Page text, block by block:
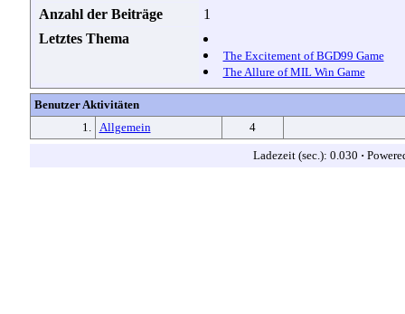
Anzahl der Beiträge
1
Letztes Thema
The Excitement of BGD99 Game
The Allure of MIL Win Game
Benutzer Aktivitäten
1.
Allgemein 4
Ladezeit (sec.): 0.030 ·